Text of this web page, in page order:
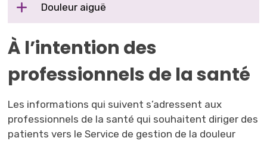
Douleur aiguë
À l’intention des
professionnels de la santé
Les informations qui suivent s’adressent aux
professionnels de la santé qui souhaitent diriger des
patients vers le Service de gestion de la douleur